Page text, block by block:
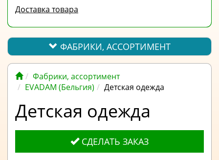
ОТВЕТ
ПОЛЕЗНАЯ
ИНФОРМАЦИЯ
ВАКАНСИИ
ОПЛАТА
Доставка товара
ФАБРИКИ, АССОРТИМЕНТ
Фабрики, ассортимент
EVADAM (Бельгия)
Детская одежда
Детская одежда
СДЕЛАТЬ ЗАКАЗ